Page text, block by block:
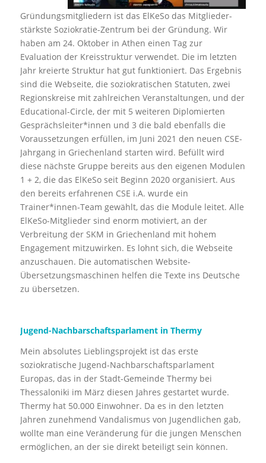
Gründungsmitgliedern ist das ElKeSo das Mitglieder-
stärkste Soziokratie-Zentrum bei der Gründung. Wir
haben am 24. Oktober in Athen einen Tag zur
Evaluation der Kreisstruktur verwendet. Die im letzten
Jahr kreierte Struktur hat gut funktioniert. Das Ergebnis
sind die Webseite, die soziokratischen Statuten, zwei
Regionskreise mit zahlreichen Veranstaltungen, und der
Educational-Circle, der mit 5 weiteren Diplomierten
Gesprächsleiter*innen und 3 die bald ebenfalls die
Voraussetzungen erfüllen, im Juni 2021 den neuen CSE-
Jahrgang in Griechenland starten wird. Befüllt wird
diese nächste Gruppe bereits aus den eigenen Modulen
1 + 2, die das ElKeSo seit Beginn 2020 organisiert. Aus
den bereits erfahrenen CSE i.A. wurde ein
Trainer*innen-Team gewählt, das die Module leitet. Alle
ElKeSo-Mitglieder sind enorm motiviert, an der
Verbreitung der SKM in Griechenland mit hohem
Engagement mitzuwirken. Es lohnt sich, die Webseite
anzuschauen. Die automatischen Website-
Übersetzungsmaschinen helfen die Texte ins Deutsche
zu übersetzen.
Jugend-Nachbarschaftsparlament in Thermy
Mein absolutes Lieblingsprojekt ist das erste
soziokratische Jugend-Nachbarschaftsparlament
Europas, das in der Stadt-Gemeinde Thermy bei
Thessaloniki im März diesen Jahres gestartet wurde.
Thermy hat 50.000 Einwohner. Da es in den letzten
Jahren zunehmend Vandalismus von Jugendlichen gab,
wollte man eine Veränderung für die jungen Menschen
ermöglichen, an der sie direkt beteiligt sein können.